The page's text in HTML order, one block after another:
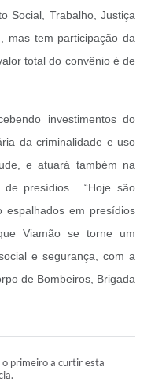
Social, Trabalho, Justiça
mas tem participação da
total do convênio é de
investimentos do
da criminalidade e uso
e atuará também na
de presídios. “Hoje são
espalhados em presídios
Viamão se torne um
e segurança, com a
de Bombeiros, Brigada
o primeiro a curtir esta